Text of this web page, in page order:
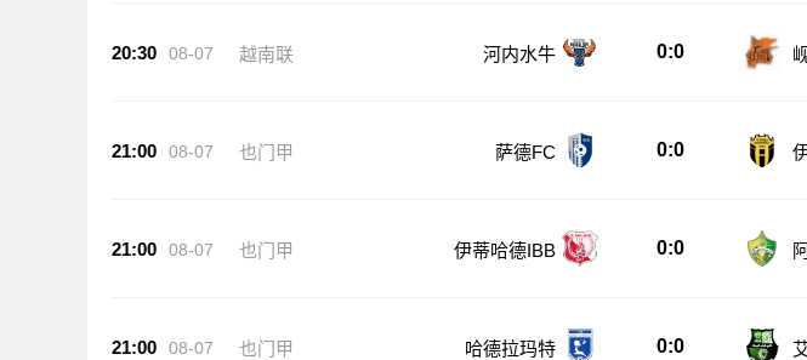
20:30 08-07 越南联 河内水牛 0:0
21:00 08-07 也门甲 萨德FC 0:0
21:00 08-07 也门甲 伊蒂哈德IBB 0:0
21:00 08-07 也门甲 哈德拉玛特 0:0